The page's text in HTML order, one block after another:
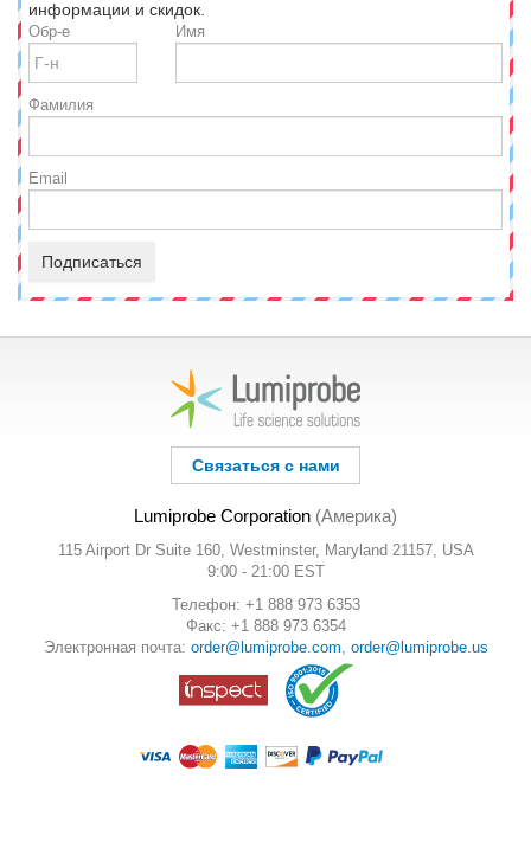
информации и скидок.
Обр-е Имя
Фамилия
Email
Подписаться
Связаться с нами
Lumiprobe Corporation (Америка)
115 Airport Dr Suite 160, Westminster, Maryland 21157, USA
9:00 - 21:00 EST
Телефон: +1 888 973 6353
Факс: +1 888 973 6354
Электронная почта: order@lumiprobe.com order@lumiprobe.us